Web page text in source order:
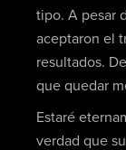
tipo. A pesar
aceptaron el
resultados.
que quedar
Estaré
verdad que